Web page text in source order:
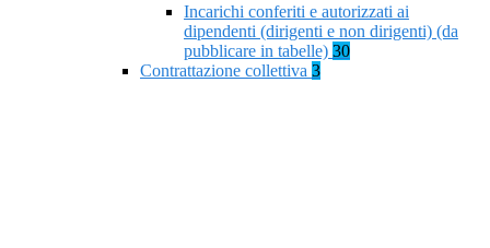
Incarichi conferiti e autorizzati ai
dipendenti (dirigenti e non dirigenti) (da
pubblicare in tabelle) 30
Contrattazione collettiva 3